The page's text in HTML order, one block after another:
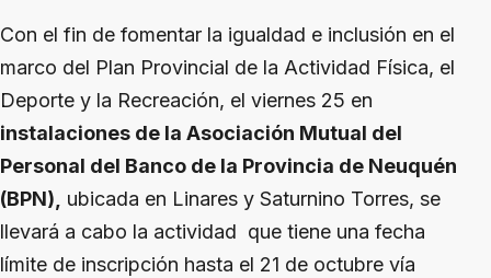
Con el fin de fomentar la igualdad e inclusión en el
marco del Plan Provincial de la Actividad Física, el
Deporte y la Recreación, el viernes 25 en
instalaciones de la Asociación Mutual del
Personal del Banco de la Provincia de Neuquén
(BPN), ubicada en Linares y Saturnino Torres, se
llevará a cabo la actividad que tiene una fecha
límite de inscripción hasta el 21 de octubre vía